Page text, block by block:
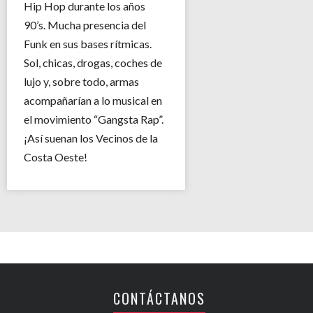
Hip Hop durante los años
90’s. Mucha presencia del
Funk en sus bases rítmicas.
Sol, chicas, drogas, coches de
lujo y, sobre todo, armas
acompañarían a lo musical en
el movimiento “Gangsta Rap”.
¡Así suenan los Vecinos de la
Costa Oeste!
CONTÁCTANOS